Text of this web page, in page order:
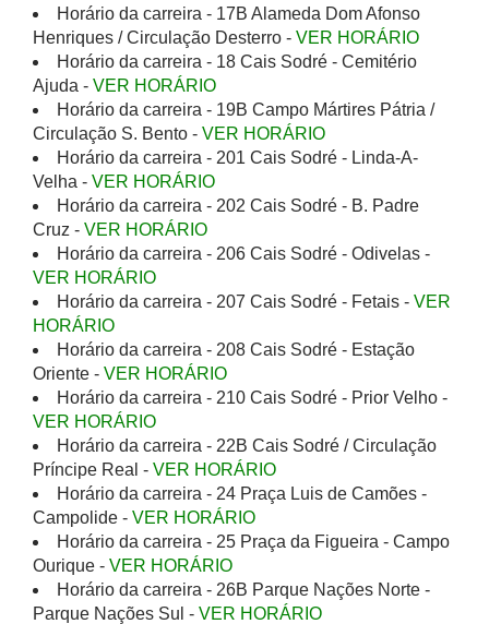
Horário da carreira - 17B Alameda Dom Afonso
Henriques / Circulação Desterro - VER HORÁRIO
Horário da carreira - 18 Cais Sodré - Cemitério
Ajuda - VER HORÁRIO
Horário da carreira - 19B Campo Mártires Pátria /
Circulação S. Bento - VER HORÁRIO
Horário da carreira - 201 Cais Sodré - Linda-A-
Velha - VER HORÁRIO
Horário da carreira - 202 Cais Sodré - B. Padre
Cruz - VER HORÁRIO
Horário da carreira - 206 Cais Sodré - Odivelas -
VER HORÁRIO
Horário da carreira - 207 Cais Sodré - Fetais - VER
HORÁRIO
Horário da carreira - 208 Cais Sodré - Estação
Oriente - VER HORÁRIO
Horário da carreira - 210 Cais Sodré - Prior Velho -
VER HORÁRIO
Horário da carreira - 22B Cais Sodré / Circulação
Príncipe Real - VER HORÁRIO
Horário da carreira - 24 Praça Luis de Camões -
Campolide - VER HORÁRIO
Horário da carreira - 25 Praça da Figueira - Campo
Ourique - VER HORÁRIO
Horário da carreira - 26B Parque Nações Norte -
Parque Nações Sul - VER HORÁRIO